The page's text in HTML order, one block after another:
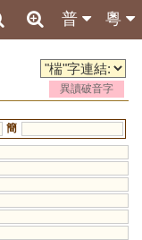
粵
普
異讀破音字
簡